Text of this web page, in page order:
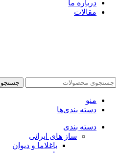
درباره ما
مقالات
جستجو
منو
دسته بندی‌ها
دسته بندی
ساز های ایرانی
باغلاما و دیوان